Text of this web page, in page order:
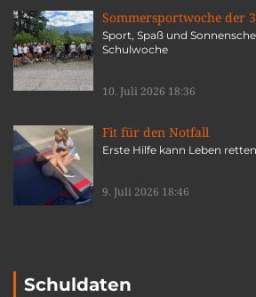
Sommersportwoche der
Sport, Spaß und
Schulwoche
10. Juli 2026 18:36
Fit für den Notfall
Erste Hilfe kann Leben retten
9. Juli 2026 18:46
Schuldaten